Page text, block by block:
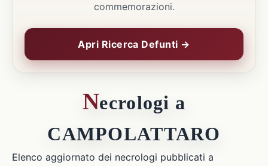
commemorazioni.
Apri Ricerca Defunti →
Necrologi a
CAMPOLATTARO
Elenco aggiornato dei necrologi pubblicati a